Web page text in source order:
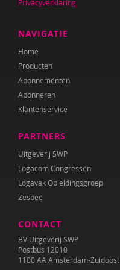
Sebastiaan Baauw
Carolina Bakker
Ina Bakker
Pieter Paul Bakker
Ana del Barrio Saiz
Rina Bartels
Zeina Bassa
Daniëlla Bastin
Privacyverklaring
NAVIGATIE
Home
Producten
Abonnementen
Abonneren
Klantenservice
PARTNERS
Uitgeverij SWP
Logacom Congressen
Logavak Opleidingsgroep
Zesbee
CONTACT
BV Uitgeverij SWP
Postbus 12010
1100 AA Amsterdam-Zuidoost